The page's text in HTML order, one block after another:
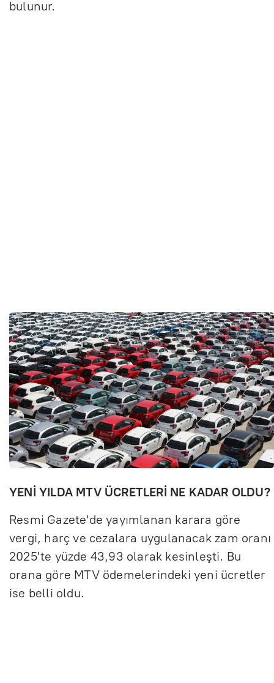
bulunur.
YENİ YILDA MTV ÜCRETLERİ NE KADAR OLDU?
Resmi Gazete'de yayımlanan karara göre
vergi, harç ve cezalara uygulanacak zam oranı
2025'te yüzde 43,93 olarak kesinleşti. Bu
orana göre MTV ödemelerindeki yeni ücretler
ise belli oldu.